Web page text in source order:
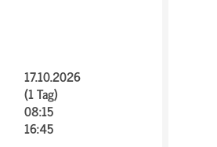
17.10.2026
(1 Tag)
08:15
16:45